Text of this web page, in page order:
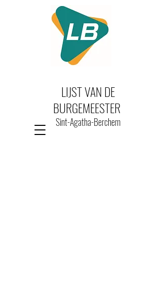
LIJST VAN DE
BURGEMEESTER
Sint-Agatha-Berchem